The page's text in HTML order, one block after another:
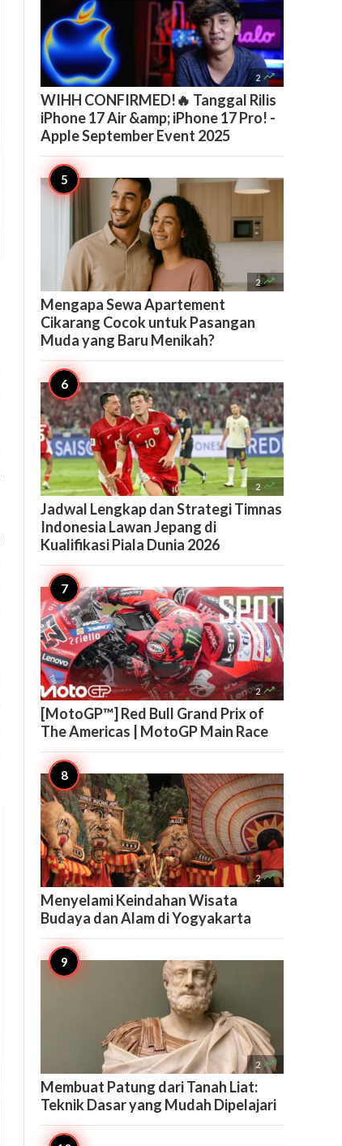
2 
WIHH CONFIRMED!🔥 Tanggal Rilis
iPhone 17 Air &amp; iPhone 17 Pro! -
Apple September Event 2025
2 
Mengapa Sewa Apartement
Cikarang Cocok untuk Pasangan
Muda yang Baru Menikah?
2 
Jadwal Lengkap dan Strategi Timnas
Indonesia Lawan Jepang di
Kualifikasi Piala Dunia 2026
2 
[MotoGP™] Red Bull Grand Prix of
The Americas | MotoGP Main Race
2 
Menyelami Keindahan Wisata
Budaya dan Alam di Yogyakarta
2 
Membuat Patung dari Tanah Liat:
Teknik Dasar yang Mudah Dipelajari